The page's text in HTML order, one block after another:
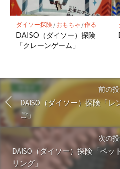
ダイソー探険/ おもちゃ /作る
DAISO（ダイソー）探険
「クレーンゲーム」
前の
DAISO（ダイソー）探険「レ
ご」
次の
DAISO（ダイソー）探険「ペ
リング」